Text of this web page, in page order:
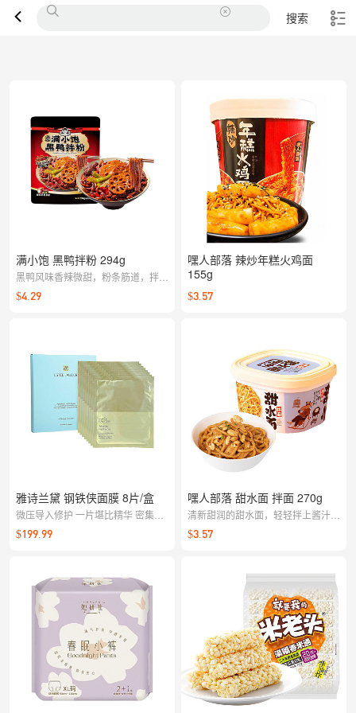
搜索
满小饱 黑鸭拌粉 294g
黑鸭风味香辣微甜，粉条筋道，拌汁
浓郁，开水泡好拌一拌就能开吃，懒
人也能轻松享受正点口味。
$4.29
雅诗兰黛 钢铁侠面膜 8片/盒
微压导入修护 一片堪比精华 密集抗
老 重塑年轻光采
$199.99
嘿人部落 辣炒年糕火鸡面
155g
$3.57
嘿人部落 甜水面 拌面 270g
清新甜润的甜水面，轻轻拌上酱汁，
满满的幸福感
$3.57